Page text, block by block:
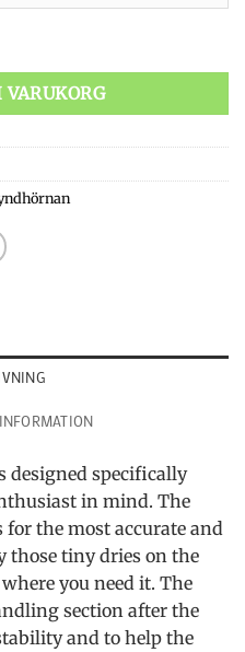
designed specifically
in mind. The
the most accurate and
those tiny dries on the
you need it. The
section after the
and to help the